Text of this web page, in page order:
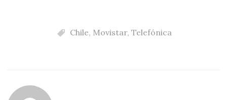
Chile, Movistar, Telefónica